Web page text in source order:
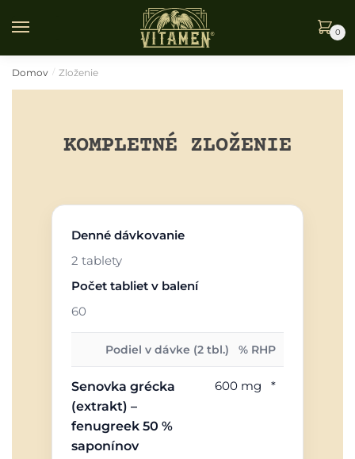
0
Domov / Zloženie
KOMPLETNÉ ZLOŽENIE
Denné dávkovanie
2 tablety
Počet tabliet v balení
60
Podiel v dávke (2 tbl.) % RHP
Senovka grécka
(extrakt) –
fenugreek 50 %
saponínov
600 mg *